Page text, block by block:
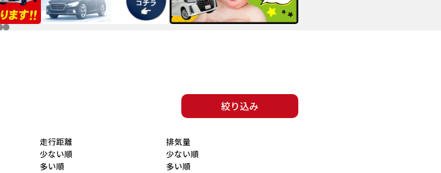
絞り込み
走行距離
少ない順
多い順
排気量
少ない順
多い順